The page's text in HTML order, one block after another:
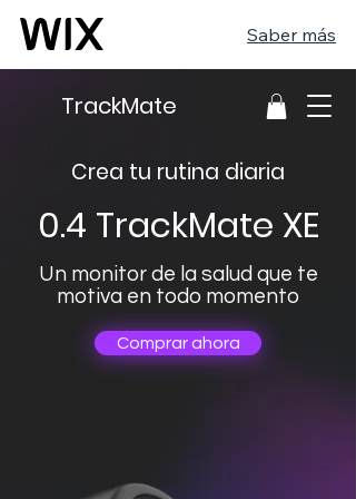
Saber más